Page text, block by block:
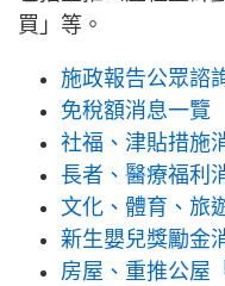
買」等。
施政報告公眾諮
免稅額消息一覽
社福、津貼措施
長者、醫療福利
文化、體育、旅
新生嬰兒獎勵金
房屋、重推公屋